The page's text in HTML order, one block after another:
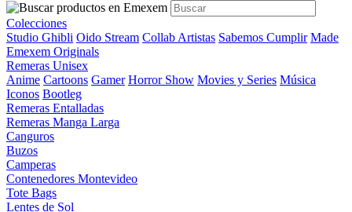
Colecciones
Studio Ghibli Oido Stream Collab Artistas Sabemos Cumplir Made
Emexem Originals
Remeras Unisex
Anime Cartoons Gamer Horror Show Movies y Series Música
Iconos Bootleg
Remeras Entalladas
Remeras Manga Larga
Canguros
Buzos
Camperas
Contenedores Montevideo
Tote Bags
Lentes de Sol